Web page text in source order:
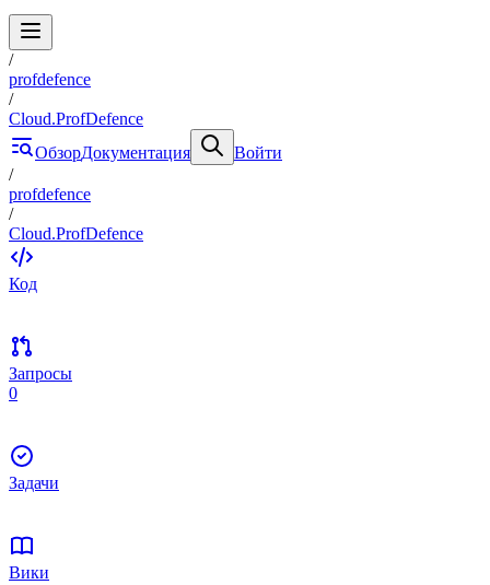
/
profdefence
/
Cloud.ProfDefence
ОбзорДокументация
Войти
/
profdefence
/
Cloud.ProfDefence
Код
Запросы
0
Задачи
Вики